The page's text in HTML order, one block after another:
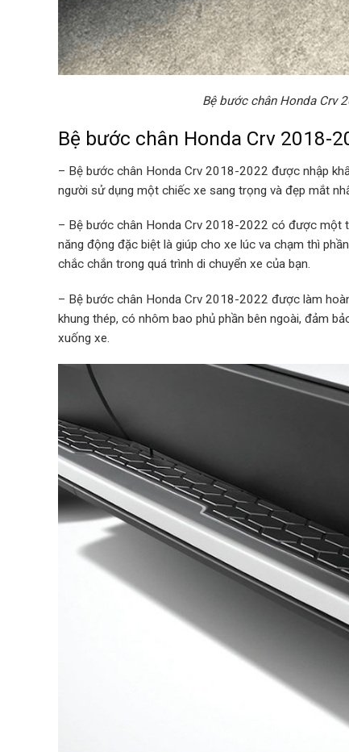
Bệ bước chân Honda Crv
Bệ bước chân Honda Crv 2018-
– Bệ bước chân Honda Crv 2018-2022 được nhập
người sử dụng một chiếc xe sang trọng và đẹp mắt
– Bệ bước chân Honda Crv 2018-2022 có được một
năng động đặc biệt là giúp cho xe lúc va chạm thì
chắc chắn trong quá trình di chuyển xe của bạn.
– Bệ bước chân Honda Crv 2018-2022 được làm
khung thép, có nhôm bao phủ phần bên ngoài, đảm
xuống xe.